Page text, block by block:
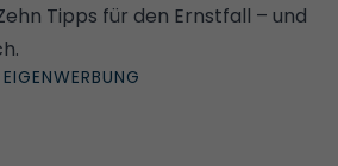
Tipps für den Ernstfall – und